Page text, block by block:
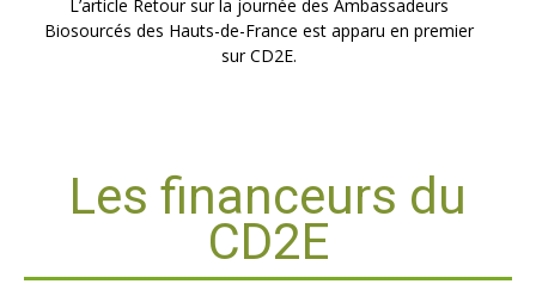
L’article Retour sur la journée des Ambassadeurs
Biosourcés des Hauts-de-France est apparu en premier
sur CD2E.
Les financeurs du
CD2E